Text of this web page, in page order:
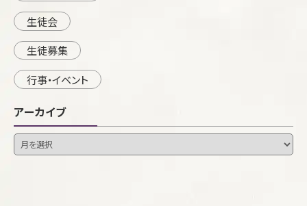
生徒会
生徒募集
行事・イベント
アーカイブ